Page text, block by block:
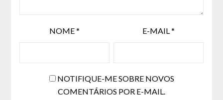
NOME* E-MAIL*
NOTIFIQUE-ME SOBRE NOVOS
COMENTÁRIOS POR E-MAIL.